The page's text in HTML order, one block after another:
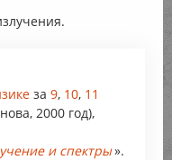
за 9, 10, 11
2000 год),
и спектры».